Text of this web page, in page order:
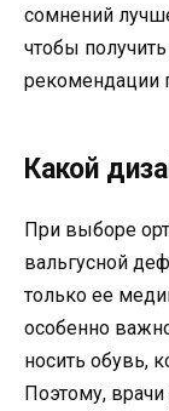
сомнений
чтобы
рекомендации
Какой
При выборе
вальгусной
только ее
особенно
носить обувь,
Поэтому,